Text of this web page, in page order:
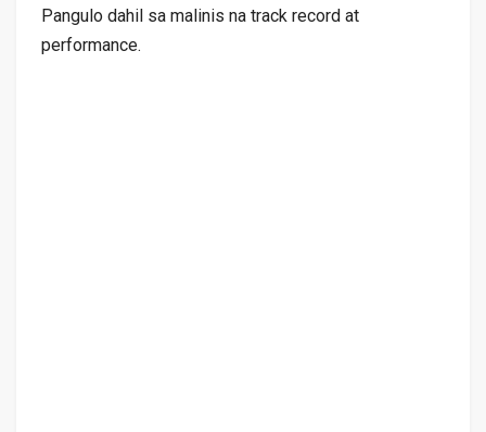
Pangulo dahil sa malinis na track record at
performance.